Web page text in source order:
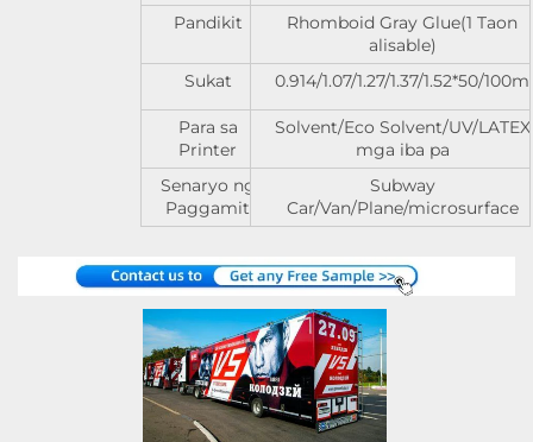
Pandikit
Rhomboid Gray Glue(1 Taon
alisable)
Sukat
0.914/1.07/1.27/1.37/1.52*50/100m
Para sa
Printer
Solvent/Eco Solvent/UV/LATEX
mga iba pa
Senaryo ng
Paggamit
Subway
Car/Van/Plane/microsurface